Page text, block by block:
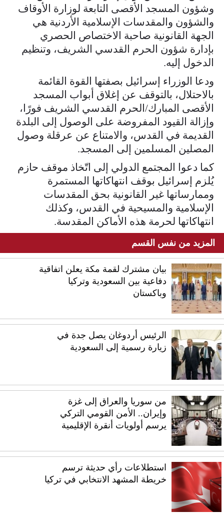
وشؤون المسجد الأقصى التابعة لوزارة الأوقاف
والشؤون والمقدسات الإسلامية الأردنية هي
الجهة القانونية صاحبة الاختصاص الحصري
بإدارة شؤون الحرم القدسي الشريف، وتنظيم
الدخول إليه.
ودعا الوزراء إسرائيل بصفتها القوة القائمة
بالاحتلال، بالتوقف عن إغلاق أبواب المسجد
الأقصى المبارك/الحرم القدسي الشريف فورًا،
وإزالة القيود المفروضة على الوصول إلى البلدة
القديمة في القدس، والامتناع عن عرقلة وصول
المصلين المسلمين إلى المسجد.
كما دعوا المجتمع الدولي إلى اتّخاذ موقف حازم
يُلزم إسرائيل بوقف انتهاكاتها المستمرة
وممارساتها غير القانونية بحق المقدسات
الإسلامية والمسيحية في القدس، وكذلك
انتهاكاتها لحرمة هذه الأماكن المقدسة.
المزيد من نفس القسم
بيان مشترك لقمة مكة يعلن اتفاقية
دفاعية بين السعودية وتركيا
وباكستان
الرئيس أردوغان يصل جدة في
زيارة رسمية إلى السعودية
من سوريا والعراق إلى غزة
وإيران.. الأمن القومي التركي
يرسم أولويات أنقرة الإقليمية
استطلاعات رأي حديثة ترسم
خريطة المشهد الانتخابي في تركيا